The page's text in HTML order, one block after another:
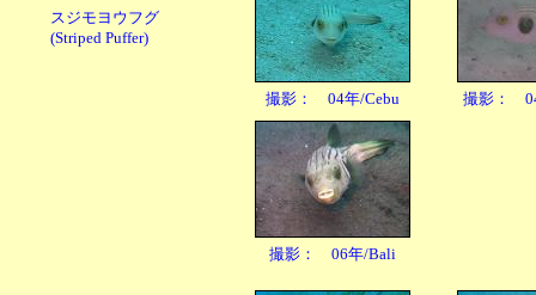
スジモヨウフグ
(Striped Puffer)
撮影： 04年/Cebu 撮影：
撮影： 06年/Bali